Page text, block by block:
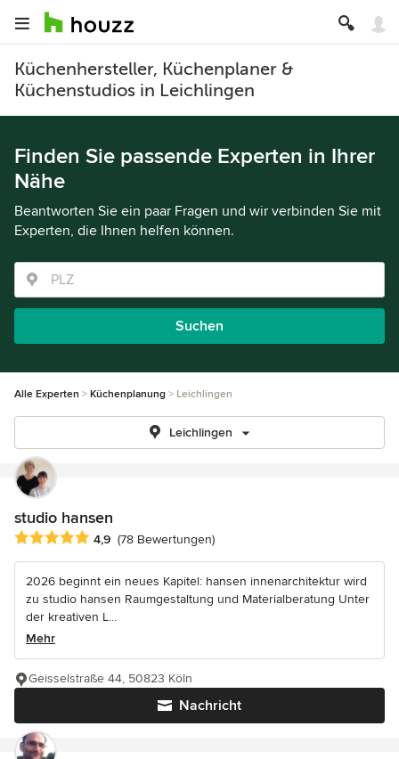
Küchenhersteller, Küchenplaner &
Küchenstudios in Leichlingen
Finden Sie passende Experten in Ihrer
Nähe
Beantworten Sie ein paar Fragen und wir verbinden Sie mit
Experten, die Ihnen helfen können.
Suchen
Alle Experten Küchenplanung Leichlingen
Leichlingen
studio hansen
Durchschnittliche Bewertung: 4.9 von 5 Sternen
4,9 (78 Bewertungen)
2026 beginnt ein neues Kapitel: hansen innenarchitektur wird
zu studio hansen Raumgestaltung und Materialberatung Unter
der kreativen L...
Mehr
Nachricht
Geisselstraße 44, 50823 Köln